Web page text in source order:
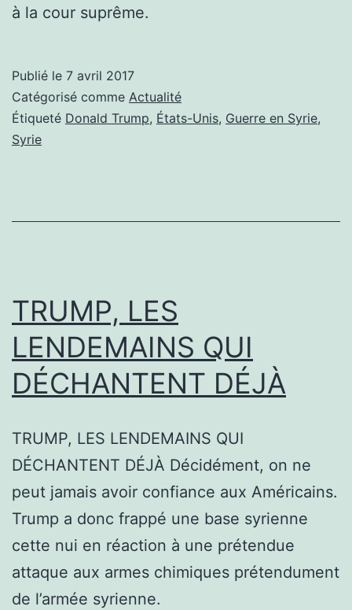
à la cour suprême.
Publié le 7 avril 2017
Catégorisé comme Actualité
Étiqueté Donald Trump, États-Unis, Guerre en Syrie,
Syrie
TRUMP, LES
LENDEMAINS QUI
DÉCHANTENT DÉJÀ
TRUMP, LES LENDEMAINS QUI
DÉCHANTENT DÉJÀ Décidément, on ne
peut jamais avoir confiance aux Américains.
Trump a donc frappé une base syrienne
cette nui en réaction à une prétendue
attaque aux armes chimiques prétendument
de l’armée syrienne.